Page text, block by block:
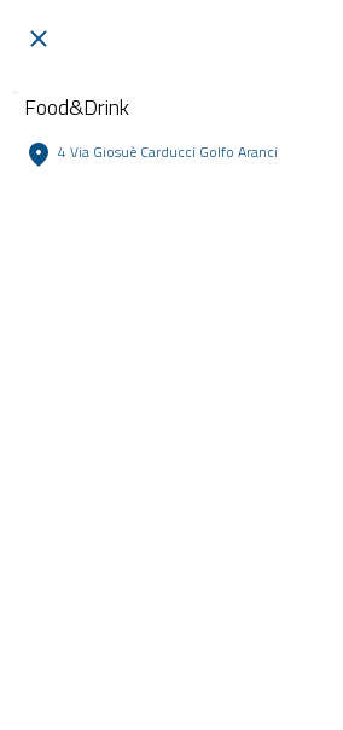
Food&Drink
4 Via Giosuè Carducci Golfo Aranci